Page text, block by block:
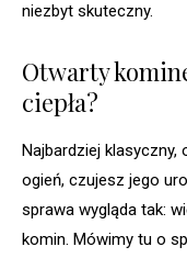
niezbyt skuteczny.
Otwarty
ciepła?
Najbardziej
ogień, czujesz jego
sprawa wygląda tak:
komin. Mówimy tu o